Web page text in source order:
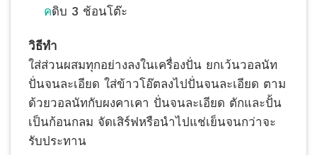
คดิบ 3 ช้อนโต๊ะ
วิธีทำ
ใส่ส่วนผสมทุกอย่างลงในเครื่องปั่น ยกเว้นวอลนัท
ปั่นจนละเอียด ใส่ข้าวโอ๊ตลงไปปั่นจนละเอียด ตาม
ด้วยวอลนัทกับผงคาเคา ปั่นจนละเอียด ตักและปั้น
เป็นก้อนกลม จัดเสิร์ฟหรือนำไปแช่เย็นจนกว่าจะ
รับประทาน